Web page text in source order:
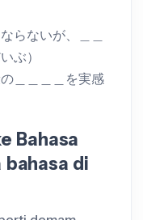
らないが、＿＿
ぶ）
＿＿＿＿を実感
Bahasa
bahasa di